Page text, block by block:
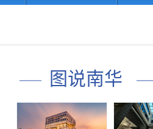
图说南华